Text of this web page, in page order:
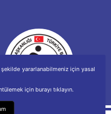
yararlanabilmeniz için yasal
için burayı tıklayın.